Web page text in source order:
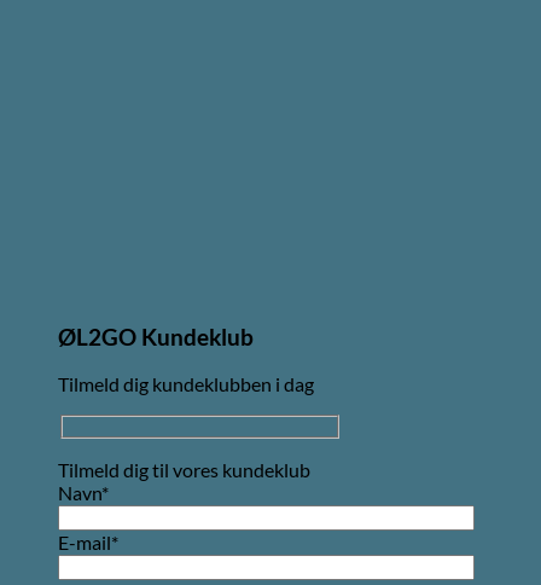
ØL2GO Kundeklub
Tilmeld dig kundeklubben i dag
Tilmeld dig til vores kundeklub
Navn*
E-mail*